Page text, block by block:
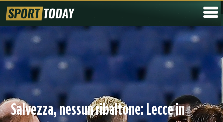
Salvezza, nessun ribaltone: Lecce in